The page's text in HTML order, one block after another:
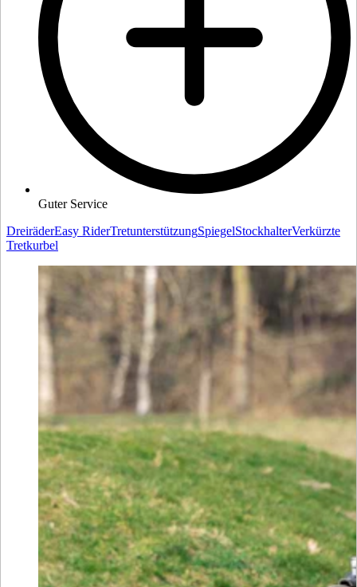
Guter Service
DreiräderEasy RiderTretunterstützungSpiegelStockhalterVerkürzte
Tretkurbel